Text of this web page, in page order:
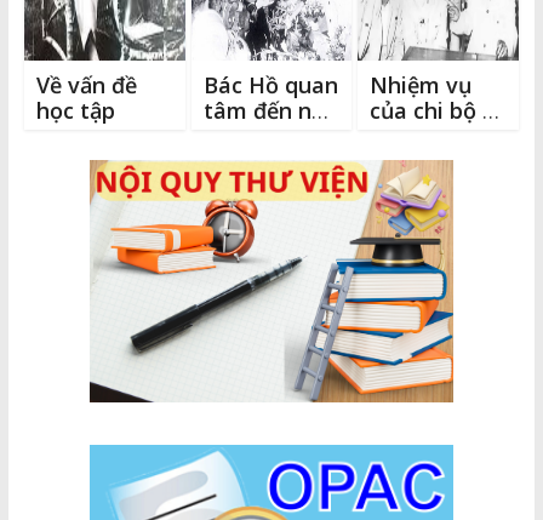
Về vấn đề
học tập
Bác Hồ quan
tâm đến nữ
Nhiệm vụ
của chi bộ ở